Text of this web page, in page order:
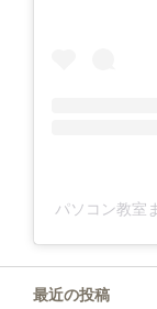
パソコン教室
最近の投稿